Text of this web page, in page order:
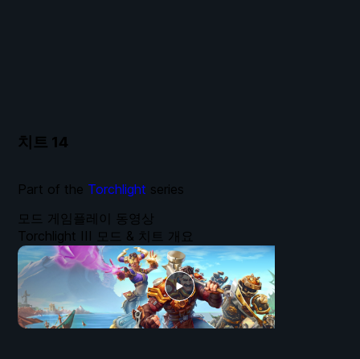
치트 14
모드 게임플레이 동영상
Torchlight III 모드 & 치트 개요
Part of the Torchlight series